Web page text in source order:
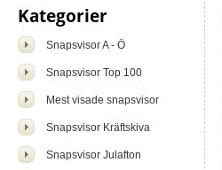
Kategorier
Snapsvisor A - Ö
Snapsvisor Top 100
Mest visade snapsvisor
Snapsvisor Kräftskiva
Snapsvisor Julafton